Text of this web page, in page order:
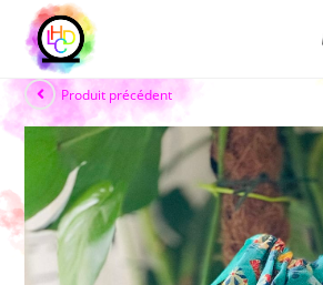
Produit précédent